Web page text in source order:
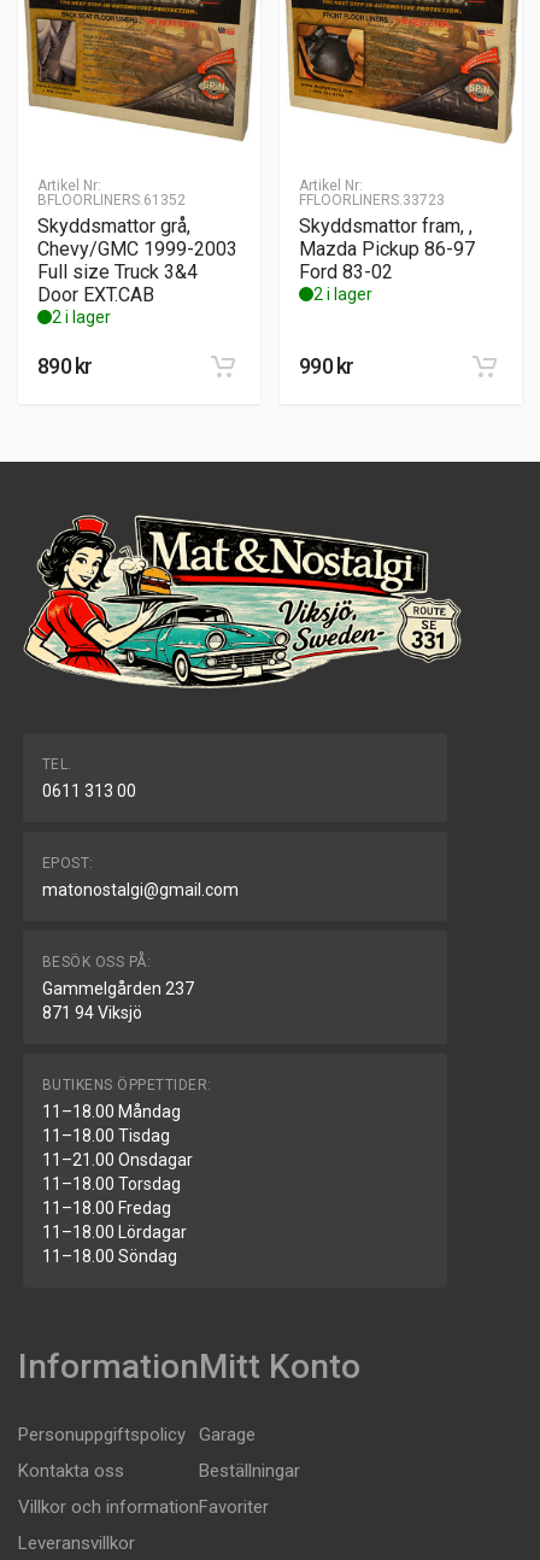
Artikel Nr:
BFLOORLINERS.61352
Skyddsmattor grå,
Chevy/GMC 1999-2003
Full size Truck 3&4
Door EXT.CAB
2 i lager
890kr
Artikel Nr:
FFLOORLINERS.33723
Skyddsmattor fram, ,
Mazda Pickup 86-97
Ford 83-02
2 i lager
990kr
TEL.
0611 313 00
EPOST:
matonostalgi@gmail.com
BESÖK OSS PÅ:
Gammelgården 237
871 94 Viksjö
BUTIKENS ÖPPETTIDER:
11–18.00 Måndag
11–18.00 Tisdag
11–21.00 Onsdagar
11–18.00 Torsdag
11–18.00 Fredag
11–18.00 Lördagar
11–18.00 Söndag
Information
Personuppgiftspolicy
Kontakta oss
Villkor och information
Leveransvillkor
Mitt Konto
Garage
Beställningar
Favoriter